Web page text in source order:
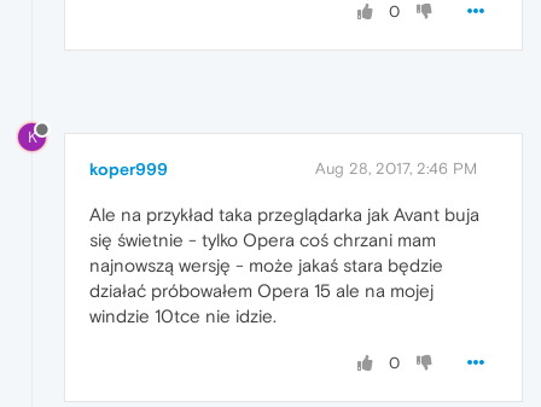
0
K
koper999 Aug 28, 2017, 2:46 PM
Ale na przykład taka przeglądarka jak Avant buja
się świetnie - tylko Opera coś chrzani mam
najnowszą wersję - może jakaś stara będzie
działać próbowałem Opera 15 ale na mojej
windzie 10tce nie idzie.
0